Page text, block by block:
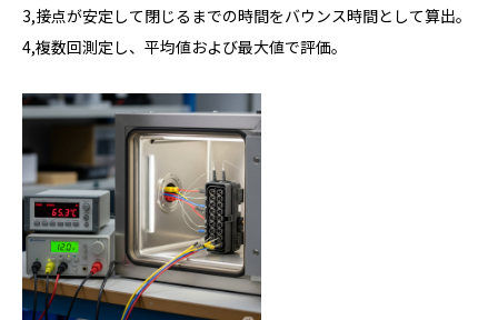
3,接点が安定して閉じるまでの時間をバウンス時間として算出。
4,複数回測定し、平均値および最大値で評価。